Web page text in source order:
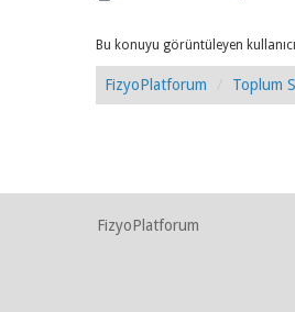
Bu konuyu görüntüleyen
FizyoPlatforum Toplum
FizyoPlatforum